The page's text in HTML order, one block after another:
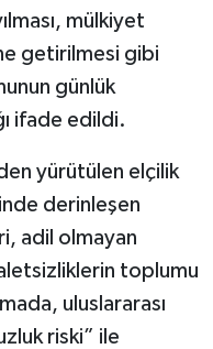
mülkiyet
getirilmesi gibi
günlük
ifade edildi.
yürütülen elçilik
derinleşen
adil olmayan
toplumu
uluslararası
riski” ile